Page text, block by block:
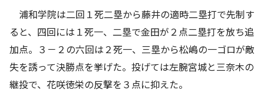
浦和学院は二回１死二塁から藤井の適時二塁打で先制す
ると、四回には１死一、二塁で金田が２点二塁打を放ち追
加点。３－２の六回は２死一、三塁から松嶋の一ゴロが敵
失を誘って決勝点を挙げた。投げては左腕宮城と三奈木の
継投で、花咲徳栄の反撃を３点に抑えた。